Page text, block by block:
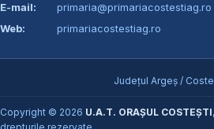
E-mail:
primaria@primariacostestiag.ro
Web:
primariacostestiag.ro
Județul Argeș /
Copyright © 2026 U.A.T. ORAȘUL COSTEȘTI